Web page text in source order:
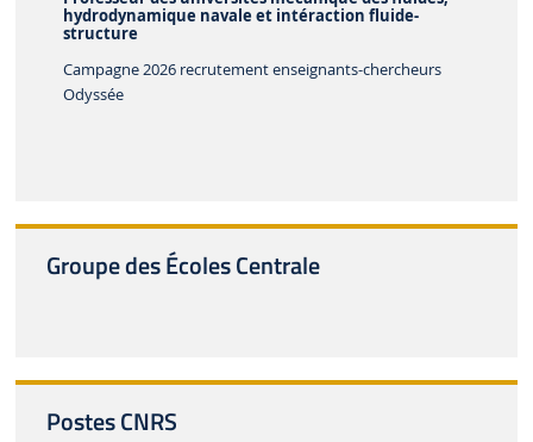
hydrodynamique navale et intéraction fluide-
structure
Campagne 2026 recrutement enseignants-chercheurs
Odyssée
Groupe des Écoles Centrale
Postes CNRS